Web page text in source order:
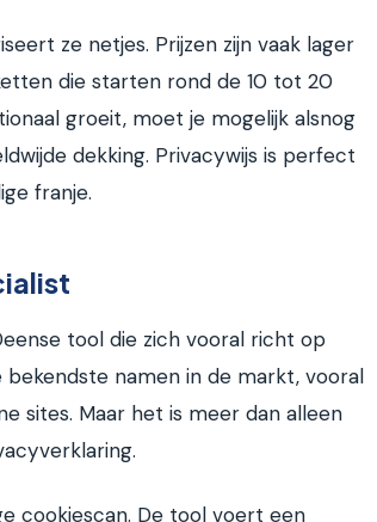
ze netjes. Prijzen zijn vaak lager
die starten rond de 10 tot 20
groeit, moet je mogelijk alsnog
dekking. Privacywijs is perfect
franje.
tool die zich vooral richt op
namen in de markt, vooral
sites. Maar het is meer dan alleen
cookiescan. De tool voert een